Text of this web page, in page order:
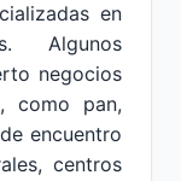
en
Algunos
negocios
como pan,
encuentro
centros